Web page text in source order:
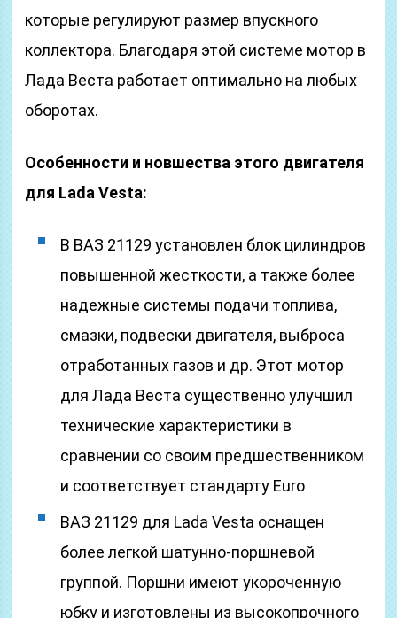
которые регулируют размер впускного
коллектора. Благодаря этой системе мотор в
Лада Веста работает оптимально на любых
оборотах.
Особенности и новшества этого двигателя
для Lada Vesta:
В ВАЗ 21129 установлен блок цилиндров
повышенной жесткости, а также более
надежные системы подачи топлива,
смазки, подвески двигателя, выброса
отработанных газов и др. Этот мотор
для Лада Веста существенно улучшил
технические характеристики в
сравнении со своим предшественником
и соответствует стандарту Euro
ВАЗ 21129 для Lada Vesta оснащен
более легкой шатунно-поршневой
группой. Поршни имеют укороченную
юбку и изготовлены из высокопрочного